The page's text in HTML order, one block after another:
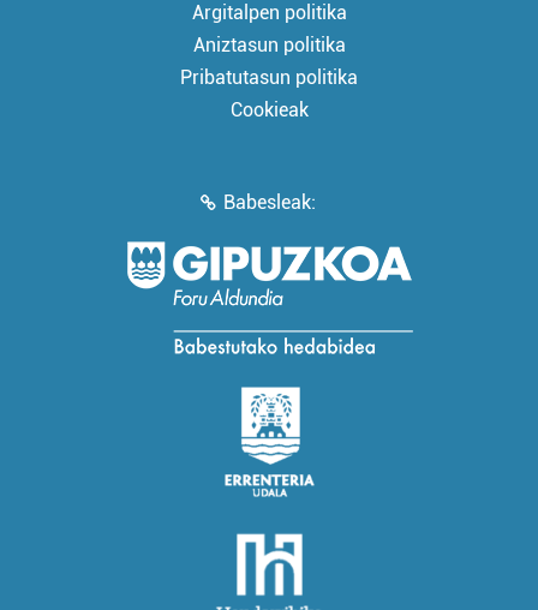
Argitalpen politika
Aniztasun politika
Pribatutasun politika
Cookieak
Babesleak: